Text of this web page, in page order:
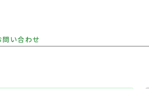
問い合わせ